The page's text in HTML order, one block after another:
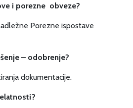
i porezne obveze?
Porezne ispostave
– odobrenje?
dokumentacije.